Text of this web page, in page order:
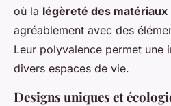
où la légèreté des matériaux
agréablement avec des
Leur polyvalence permet une
divers espaces de vie.
Designs uniques et